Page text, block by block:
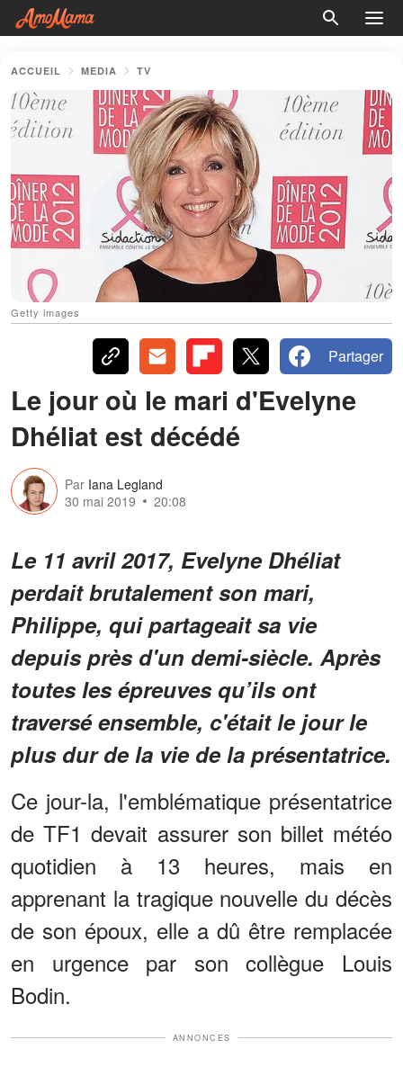
ACCUEIL MEDIA TV
Getty images
Partager
Le jour où le mari d'Evelyne
Dhéliat est décédé
Par Iana Legland
30 mai 2019
20:08
Le 11 avril 2017, Evelyne Dhéliat
perdait brutalement son mari,
Philippe, qui partageait sa vie
depuis près d'un demi-siècle. Après
toutes les épreuves qu’ils ont
traversé ensemble, c'était le jour le
plus dur de la vie de la présentatrice.
Ce jour-la, l'emblématique présentatrice
de TF1 devait assurer son billet météo
quotidien à 13 heures, mais en
apprenant la tragique nouvelle du décès
de son époux, elle a dû être remplacée
en urgence par son collègue Louis
Bodin.
ANNONCES